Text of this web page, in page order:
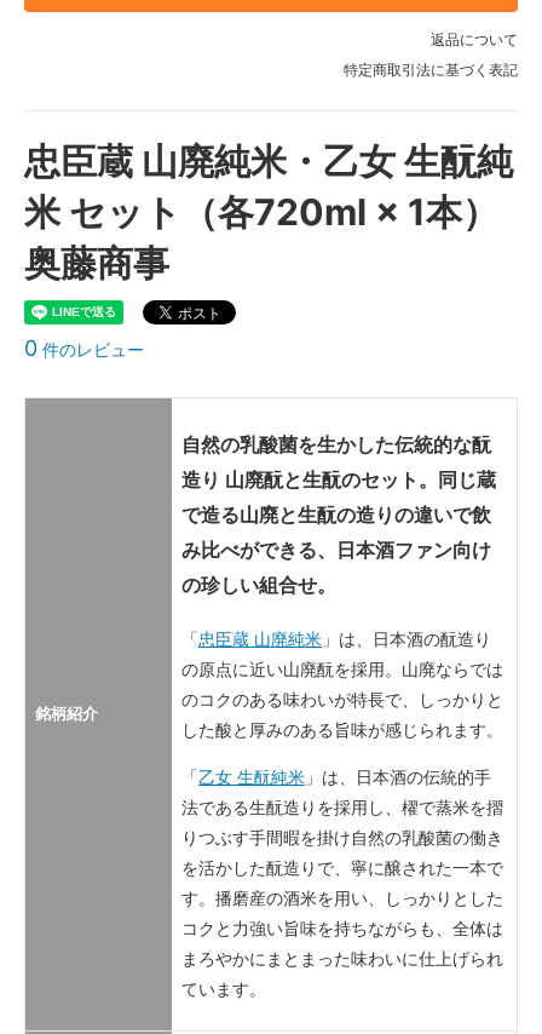
返品について
特定商取引法に基づく表記
忠臣蔵 山廃純米・乙女 生酛純
米 セット（各720ml × 1本）
奥藤商事
0 件のレビュー
銘柄紹介
自然の乳酸菌を生かした伝統的な酛
造り 山廃酛と生酛のセット。同じ蔵
で造る山廃と生酛の造りの違いで飲
み比べができる、日本酒ファン向け
の珍しい組合せ。
「忠臣蔵 山廃純米 」は、日本酒の酛造り
の原点に近い山廃酛を採用。山廃ならでは
のコクのある味わいが特長で、しっかりと
した酸と厚みのある旨味が感じられます。
「乙女 生酛純米 」は、日本酒の伝統的手
法である生酛造りを採用し、櫂で蒸米を摺
りつぶす手間暇を掛け自然の乳酸菌の働き
を活かした酛造りで、寧に醸された一本で
す。播磨産の酒米を用い、しっかりとした
コクと力強い旨味を持ちながらも、全体は
まろやかにまとまった味わいに仕上げられ
ています。